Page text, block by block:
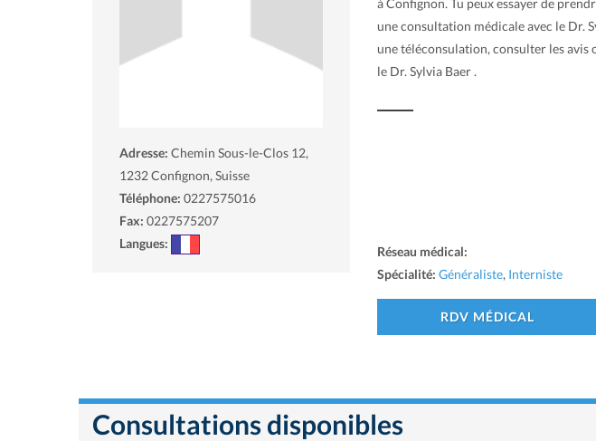
Adresse: Chemin Sous-le-Clos 12,
1232Confignon, Suisse
Téléphone: 0227575016
Fax: 0227575207
Langues:
à Confignon. Tu peux essayer de
une consultation médicale avec le Dr.
une téléconsulation, consulter les avis
le Dr. Sylvia Baer .
Réseau médical:
Spécialité: Généraliste, Interniste
RDV MÉDICAL
Consultations disponibles